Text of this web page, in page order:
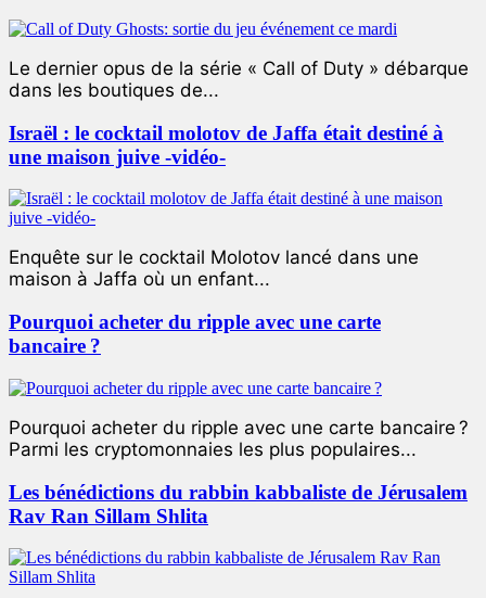
Le dernier opus de la série « Call of Duty » débarque
dans les boutiques de...
Israël : le cocktail molotov de Jaffa était destiné à
une maison juive -vidéo-
Enquête sur le cocktail Molotov lancé dans une
maison à Jaffa où un enfant...
Pourquoi acheter du ripple avec une carte
bancaire ?
Pourquoi acheter du ripple avec une carte bancaire ?
Parmi les cryptomonnaies les plus populaires...
Les bénédictions du rabbin kabbaliste de Jérusalem
Rav Ran Sillam Shlita